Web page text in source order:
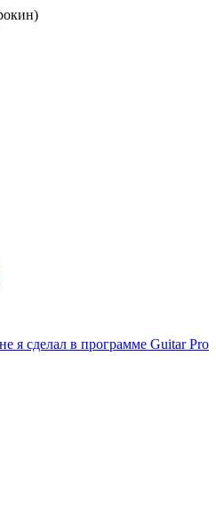
я сделал в программе Guitar Pro